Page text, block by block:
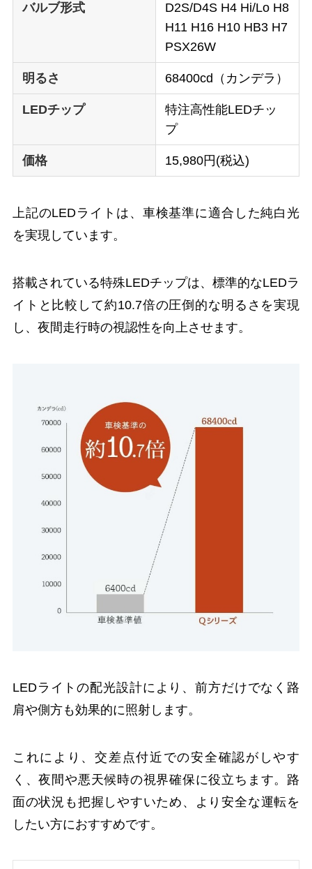
バルブ形式
D2S/D4S H4 Hi/Lo H8
H11 H16 H10 HB3 H7
PSX26W
明るさ 68400cd（カンデラ）
LEDチップ
特注高性能LEDチッ
プ
価格 15,980円(税込)
上記のLEDライトは、車検基準に適合した純白光
を実現しています。
搭載されている特殊LEDチップは、標準的なLEDラ
イトと比較して約10.7倍の圧倒的な明るさを実現
し、夜間走行時の視認性を向上させます。
LEDライトの配光設計により、前方だけでなく路
肩や側方も効果的に照射します。
これにより、交差点付近での安全確認がしやす
く、夜間や悪天候時の視界確保に役立ちます。路
面の状況も把握しやすいため、より安全な運転を
したい方におすすめです。